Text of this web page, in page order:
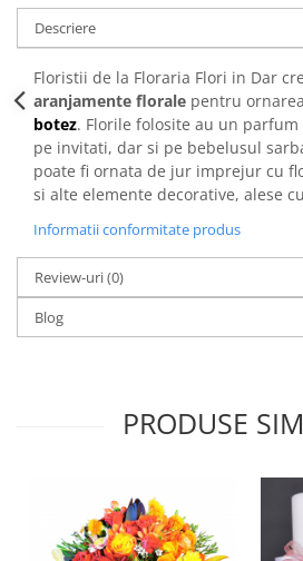
Descriere
Floristii de la Floraria Flori in Dar
aranjamente florale pentru
botez. Florile folosite au un
pe invitati, dar si pe bebelusul
poate fi ornata de jur imprejur cu
si alte elemente decorative, alese
Informatii conformitate produs
Review-uri(0)
Blog
PRODUSE